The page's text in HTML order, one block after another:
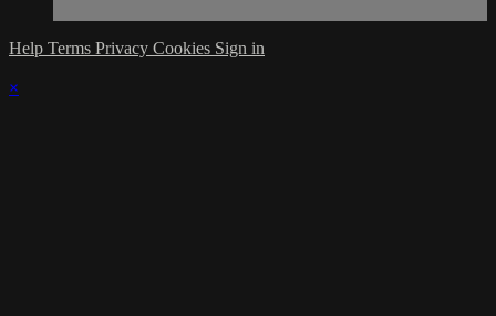
Help Terms Privacy Cookies Sign in
×